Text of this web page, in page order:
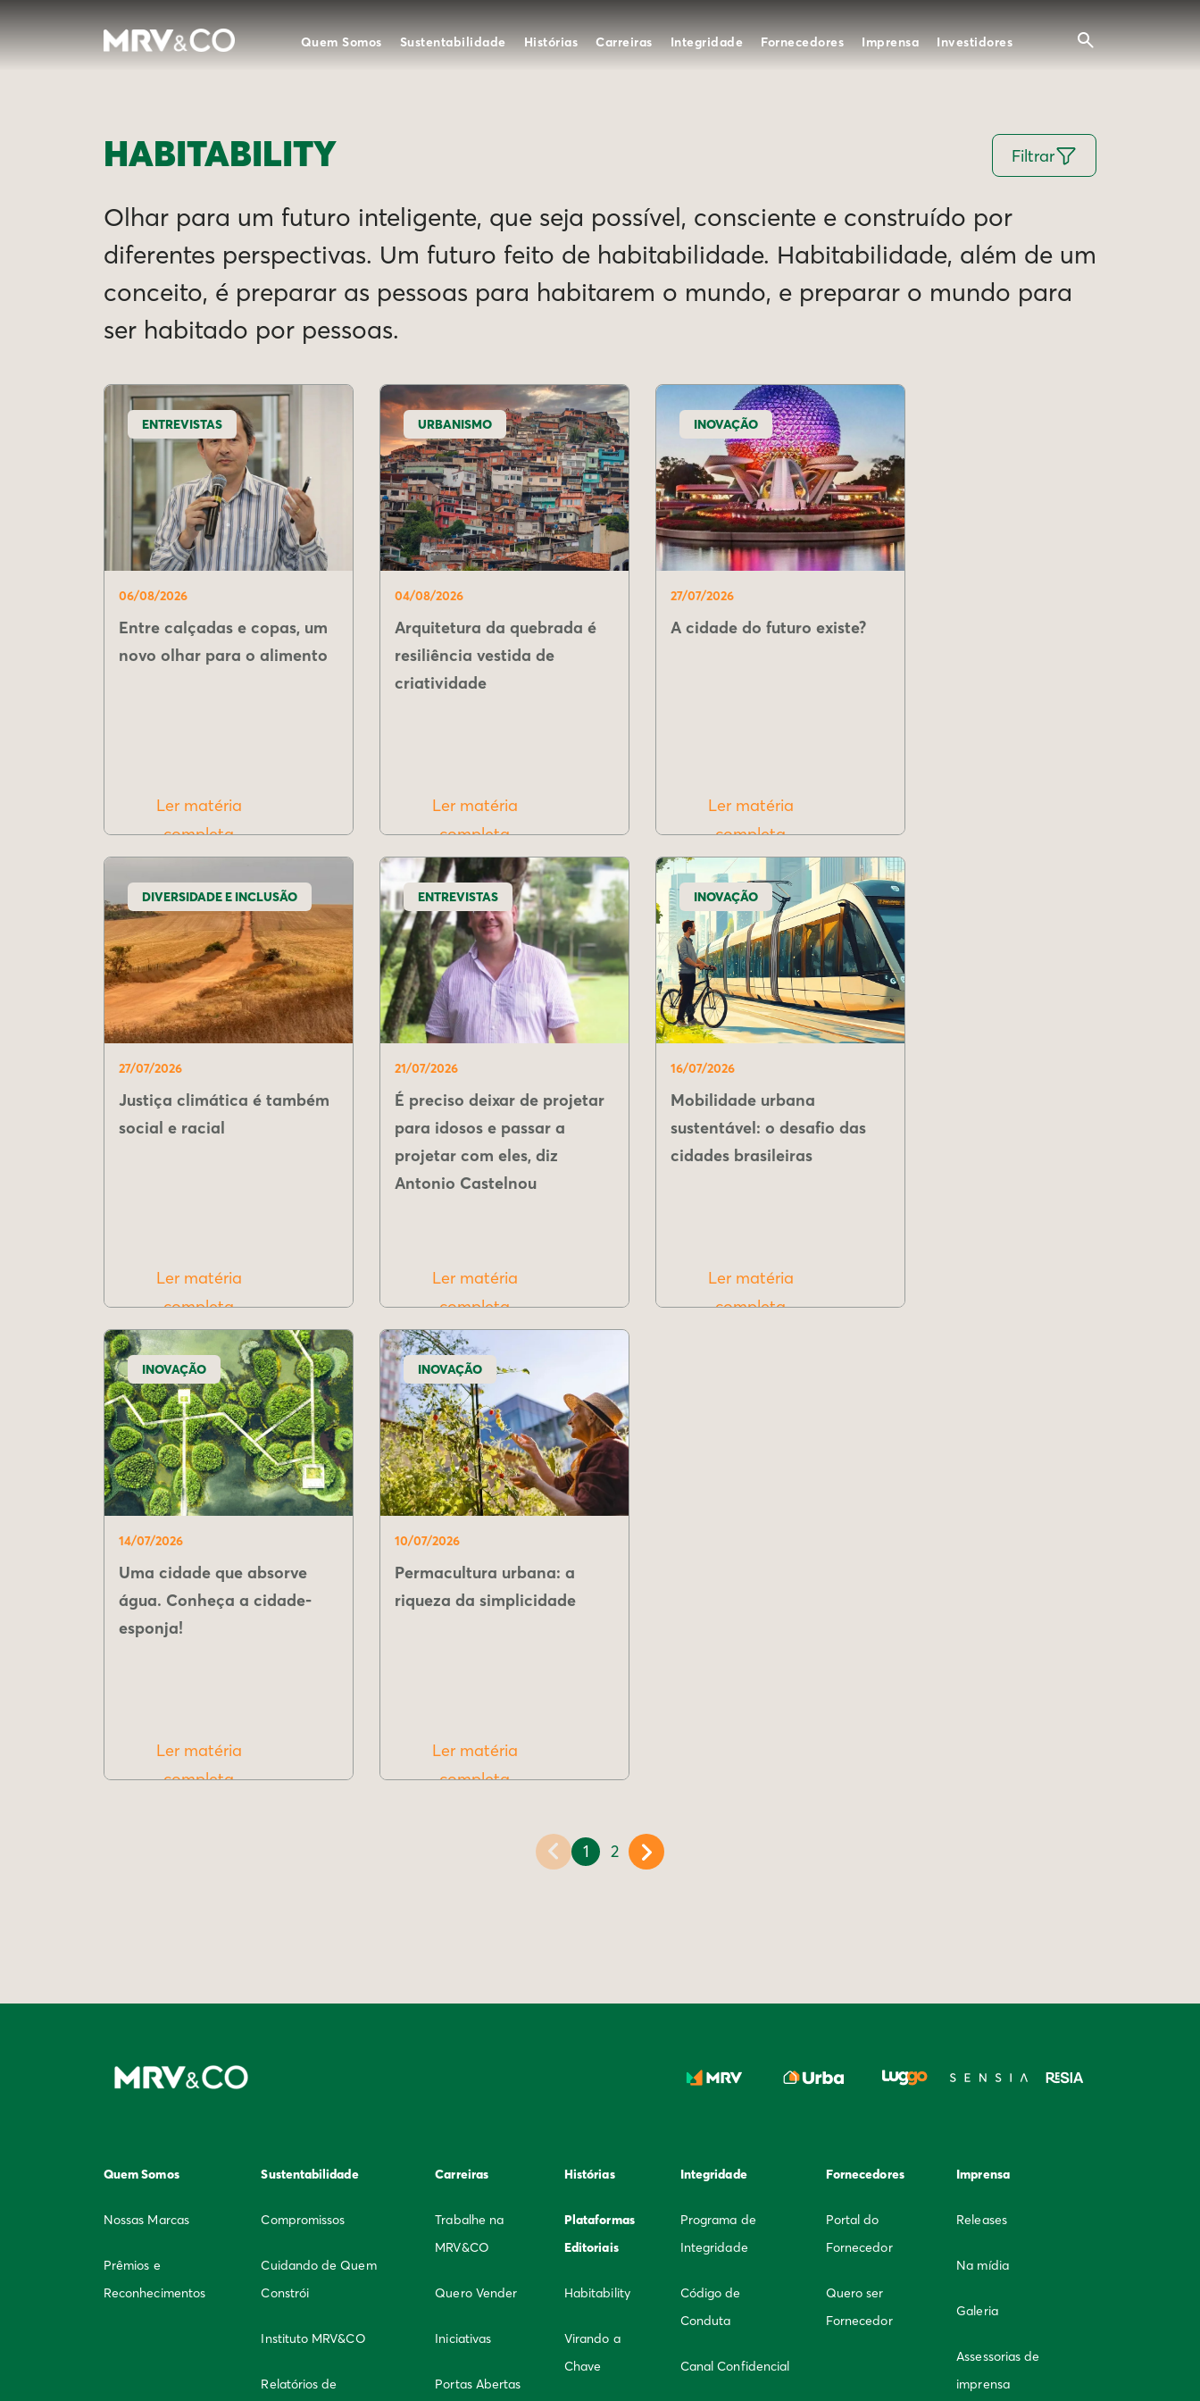
Quem Somos Sustentabilidade Histórias Carreiras Integridade Fornecedores Imprensa Investidores
HABITABILITY Filtrar
Olhar para um futuro inteligente, que seja possível, consciente e construído por
diferentes perspectivas. Um futuro feito de habitabilidade. Habitabilidade, além de um
conceito, é preparar as pessoas para habitarem o mundo, e preparar o mundo para
ser habitado por pessoas.
ENTREVISTAS
06/08/2026
Entre calçadas e copas, um
novo olhar para o alimento
Ler matéria
completa
URBANISMO
04/08/2026
Arquitetura da quebrada é
resiliência vestida de
criatividade
Ler matéria
completa
INOVAÇÃO
27/07/2026
A cidade do futuro existe?
Ler matéria
completa
DIVERSIDADE E INCLUSÃO
27/07/2026
Justiça climática é também
social e racial
Ler matéria
completa
ENTREVISTAS
21/07/2026
É preciso deixar de projetar
para idosos e passar a
projetar com eles, diz
Antonio Castelnou
Ler matéria
completa
INOVAÇÃO
16/07/2026
Mobilidade urbana
sustentável: o desafio das
cidades brasileiras
Ler matéria
completa
INOVAÇÃO
14/07/2026
Uma cidade que absorve
água. Conheça a cidade-
esponja!
Ler matéria
completa
INOVAÇÃO
10/07/2026
Permacultura urbana: a
riqueza da simplicidade
Ler matéria
completa
1 2
Quem Somos
Nossas Marcas
Prêmios e
Reconhecimentos
Sustentabilidade
Compromissos
Cuidando de Quem
Constrói
Instituto MRV&CO
Relatórios de
Carreiras
Trabalhe na
MRV&CO
Quero Vender
Iniciativas
Portas Abertas
Histórias
Plataformas
Editoriais
Habitability
Virando a
Chave
Integridade
Programa de
Integridade
Código de
Conduta
Canal Confidencial
Fornecedores
Portal do
Fornecedor
Quero ser
Fornecedor
Imprensa
Releases
Na mídia
Galeria
Assessorias de
imprensa